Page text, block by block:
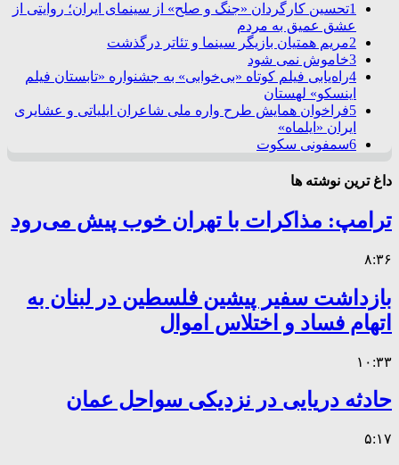
1تحسین کارگردان «جنگ و صلح» از سینمای ایران؛ روایتی از
عشق عمیق به مردم
2مریم همتیان بازیگر سینما و تئاتر درگذشت
3خاموش نمی شود
4راه‌یابی فیلم کوتاه «بی‌خوابی» به جشنواره «تابستان فیلم
اینسکو» لهستان
5فراخوان همایش طرح واره ملی شاعران ایلیاتی و عشایری
ایران «ایلماه»
6سمفونی سکوت
داغ ترین نوشته ها
ترامپ: مذاکرات با تهران خوب پیش می‌رود
۸:۳۶
بازداشت سفیر پیشین فلسطین در لبنان به
اتهام فساد و اختلاس اموال
۱۰:۳۳
حادثه دریایی در نزدیکی سواحل عمان
۵:۱۷